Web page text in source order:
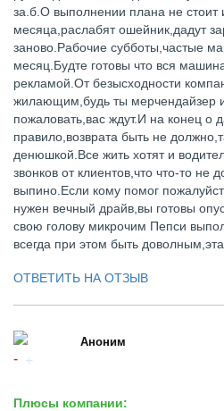
за.б.О выполнении плана не стоит
месяца,раслабят ошейник,дадут
заново.Рабочие субботы,частые
месяц.Будте готовы что вся
рекламой.От безысходности
жилающим,будь ты мерчендайзер
пожаловать,вас ждут.И на конец о
правило,возврата быть не
денюшкой.Все жить хотят и
звонков от клиентов,что что-то не
выпино.Если кому помог
нужен вечный драйв,вы готовы
свою голову микрочим Пепси
всегда при этом быть
ОТВЕТИТЬ НА ОТЗЫВ
Аноним
Плюсы компании: